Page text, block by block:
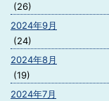
(26)
2024年9月
(24)
2024年8月
(19)
2024年7月